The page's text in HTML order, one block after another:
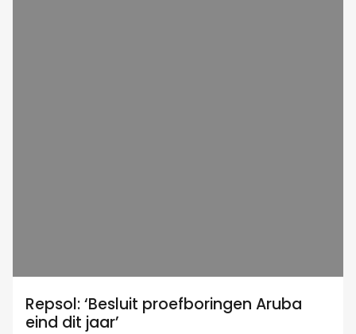
Repsol: ‘Besluit proefboringen Aruba
eind dit jaar’